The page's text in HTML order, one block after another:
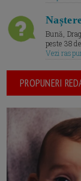
Bună,
peste 38
Vezi
PROPUNERI